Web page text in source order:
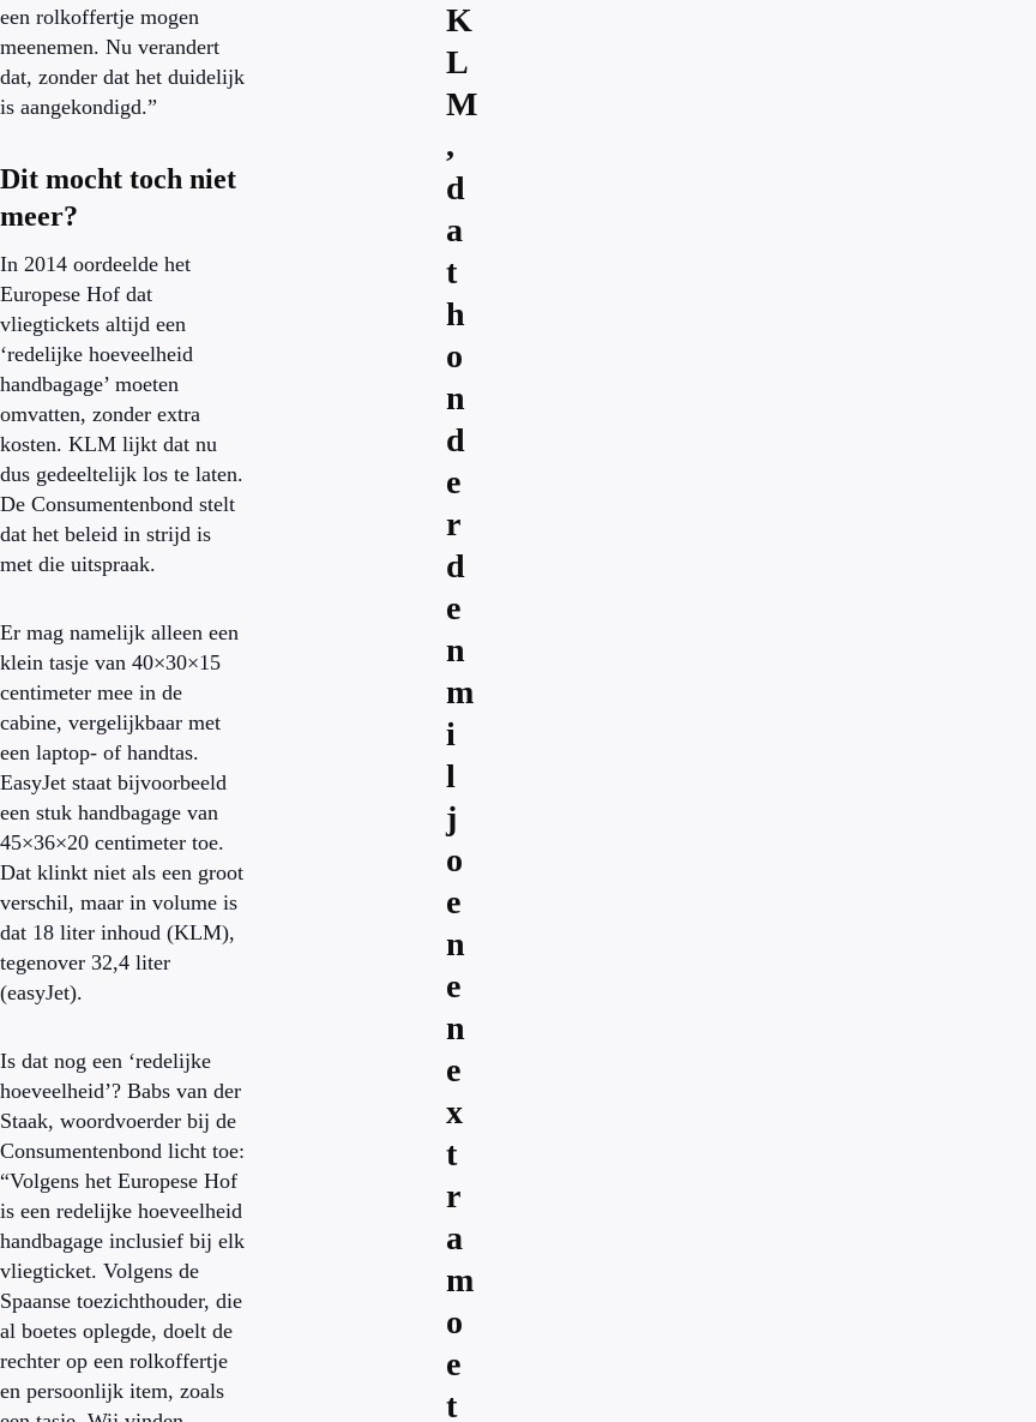
een rolkoffertje mogen
meenemen. Nu verandert
dat, zonder dat het duidelijk
is aangekondigd.”
Dit mocht toch niet
meer?
In 2014 oordeelde het
Europese Hof dat
vliegtickets altijd een
‘redelijke hoeveelheid
handbagage’ moeten
omvatten, zonder extra
kosten. KLM lijkt dat nu
dus gedeeltelijk los te laten.
De Consumentenbond stelt
dat het beleid in strijd is
met die uitspraak.
Er mag namelijk alleen een
klein tasje van 40×30×15
centimeter mee in de
cabine, vergelijkbaar met
een laptop- of handtas.
EasyJet staat bijvoorbeeld
een stuk handbagage van
45×36×20 centimeter toe.
Dat klinkt niet als een groot
verschil, maar in volume is
dat 18 liter inhoud (KLM),
tegenover 32,4 liter
(easyJet).
Is dat nog een ‘redelijke
hoeveelheid’? Babs van der
Staak, woordvoerder bij de
Consumentenbond licht toe:
“Volgens het Europese Hof
is een redelijke hoeveelheid
handbagage inclusief bij elk
vliegticket. Volgens de
Spaanse toezichthouder, die
al boetes oplegde, doelt de
rechter op een rolkoffertje
en persoonlijk item, zoals
K
L
M
,
d
a
t
h
o
n
d
e
r
d
e
n
m
i
l
j
o
e
n
e
n
e
x
t
r
a
m
o
e
t